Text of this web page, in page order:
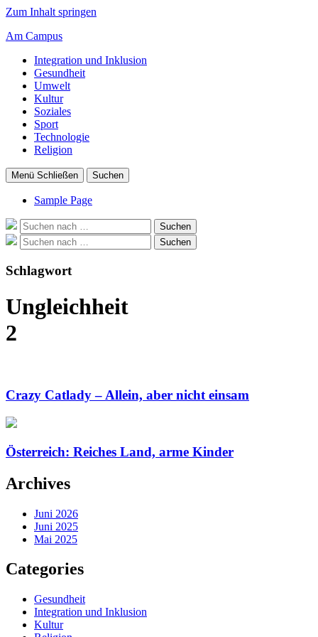
Zum Inhalt springen
Am Campus
Integration und Inklusion
Gesundheit
Umwelt
Kultur
Soziales
Sport
Technologie
Religion
Menü Schließen Suchen
Sample Page
Suche
nach:
Suchen
Suche
nach:
Suchen
Schlagwort
Ungleichheit
2
Crazy Catlady – Allein, aber nicht einsam
Österreich: Reiches Land, arme Kinder
Archives
Juni 2026
Juni 2025
Mai 2025
Categories
Gesundheit
Integration und Inklusion
Kultur